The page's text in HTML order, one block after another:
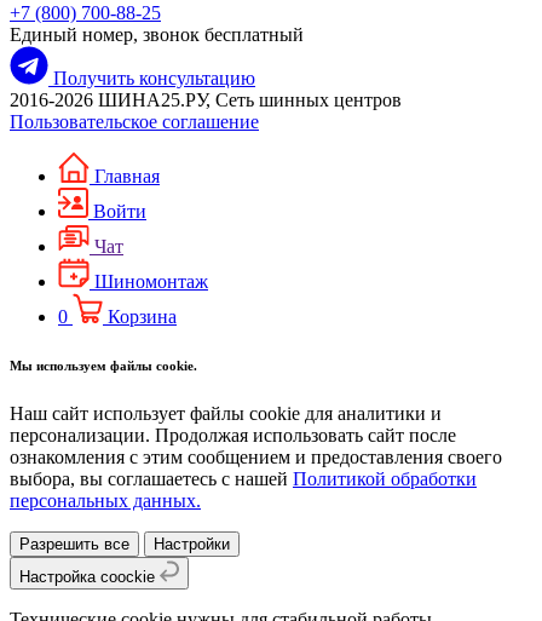
+7 (800) 700-88-25
Единый номер, звонок бесплатный
Получить консультацию
2016-2026 ШИНА25.РУ, Сеть шинных центров
Пользовательское соглашение
Главная
Войти
Чат
Шиномонтаж
0
Корзина
Мы используем файлы cookie.
Наш сайт использует файлы cookie для аналитики и
персонализации. Продолжая использовать сайт после
ознакомления с этим сообщением и предоставления своего
выбора, вы соглашаетесь с нашей Политикой обработки
персональных данных.
Разрешить все
Настройки
Настройка coockie